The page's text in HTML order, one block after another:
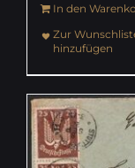
In den
Zur
hinzufügen